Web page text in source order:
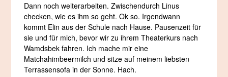
Dann noch weiterarbeiten. Zwischendurch Linus
checken, wie es ihm so geht. Ok so. Irgendwann
kommt Elin aus der Schule nach Hause. Pausenzeit für
sie und für mich, bevor wir zu ihrem Theaterkurs nach
Wamdsbek fahren. Ich mache mir eine
Matchahimbeermilch und sitze auf meinem liebsten
Terrassensofa in der Sonne. Hach.